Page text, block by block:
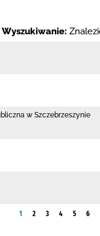
Wyszukiwanie:
w Szczebrzeszynie
1 2 3 4 5 6